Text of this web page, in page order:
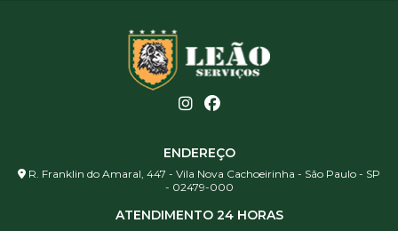
ENDEREÇO
R. Franklin do Amaral, 447 - Vila Nova Cachoeirinha - São Paulo - SP
- 02479-000
ATENDIMENTO 24 HORAS